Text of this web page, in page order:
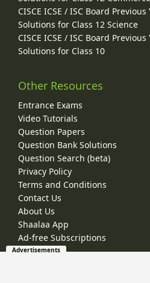
CISCE ICSE / ISC Board
Solutions for Class 12 Science
CISCE ICSE / ISC Board
Solutions for Class 10
Other Resources
Entrance Exams
Video Tutorials
Question Papers
Question Bank Solutions
Question Search (beta)
Privacy Policy
Terms and Conditions
Contact Us
About Us
Shaalaa App
Ad-free Subscriptions
Advertisements